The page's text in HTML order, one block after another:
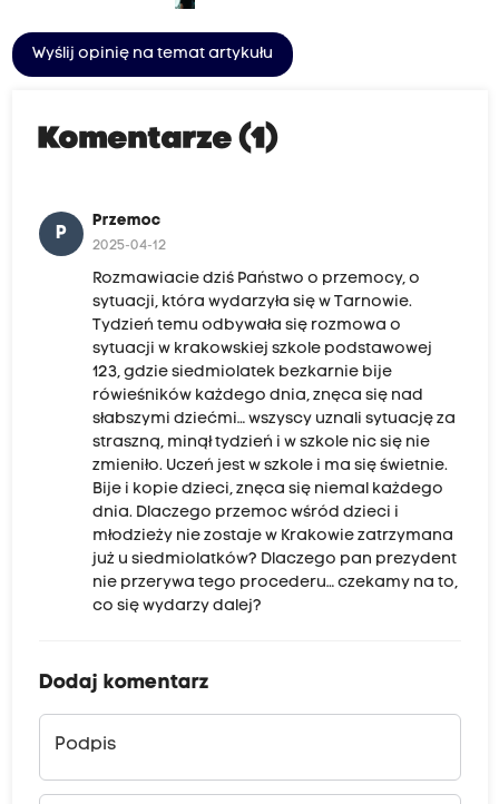
Wyślij opinię na temat artykułu
Komentarze (1)
P
Przemoc
2025-04-12
Rozmawiacie dziś Państwo o przemocy, o
sytuacji, która wydarzyła się w Tarnowie.
Tydzień temu odbywała się rozmowa o
sytuacji w krakowskiej szkole podstawowej
123, gdzie siedmiolatek bezkarnie bije
rówieśników każdego dnia, znęca się nad
słabszymi dziećmi… wszyscy uznali sytuację za
straszną, minął tydzień i w szkole nic się nie
zmieniło. Uczeń jest w szkole i ma się świetnie.
Bije i kopie dzieci, znęca się niemal każdego
dnia. Dlaczego przemoc wśród dzieci i
młodzieży nie zostaje w Krakowie zatrzymana
już u siedmiolatków? Dlaczego pan prezydent
nie przerywa tego procederu… czekamy na to,
co się wydarzy dalej?
Dodaj komentarz
Podpis